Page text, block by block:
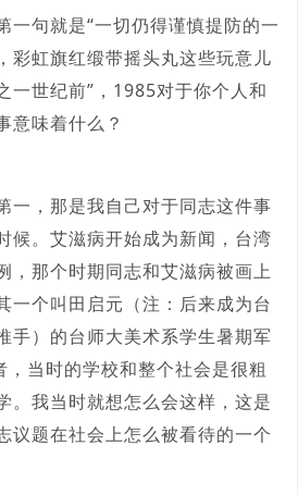
一句就是“一切仍得谨慎提防的一
虹旗红缎带摇头丸这些玩意儿
一世纪前”，1985对于你个人和
意味着什么？
一，那是我自己对于同志这件事
候。艾滋病开始成为新闻，台湾
，那个时期同志和艾滋病被画上
一个叫田启元（注：后来成为台
手）的台师大美术系学生暑期军
当时的学校和整个社会是很粗
。我当时就想怎么会这样，这是
议题在社会上怎么被看待的一个